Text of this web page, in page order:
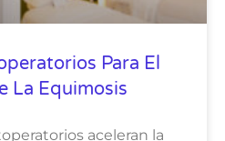
Para El
La Equimosis
aceleran la